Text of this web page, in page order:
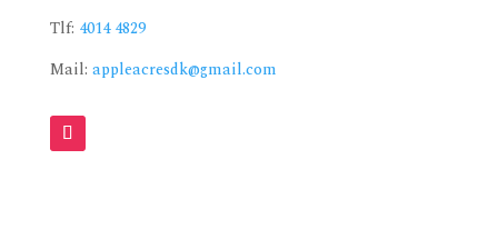
Tlf: 4014 4829
Mail: appleacresdk@gmail.com